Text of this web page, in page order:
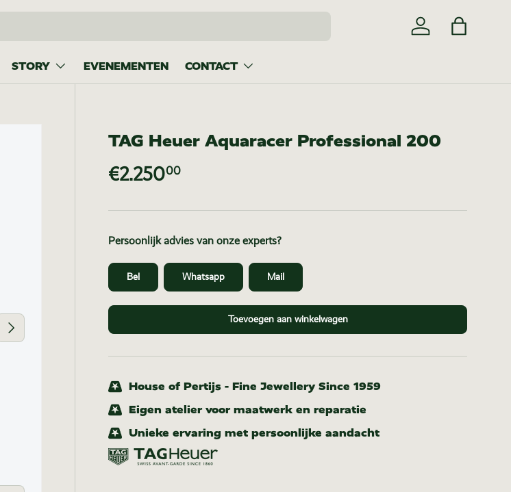
InloggenTas
STORY EVENEMENTEN CONTACT
Volgende
TAG Heuer Aquaracer Professional 200
€2.25000
Persoonlijk advies van onze experts?
Bel Whatsapp Mail
Toevoegen aan winkelwagen
House of Pertijs - Fine Jewellery Since 1959
Eigen atelier voor maatwerk en reparatie
Unieke ervaring met persoonlijke aandacht